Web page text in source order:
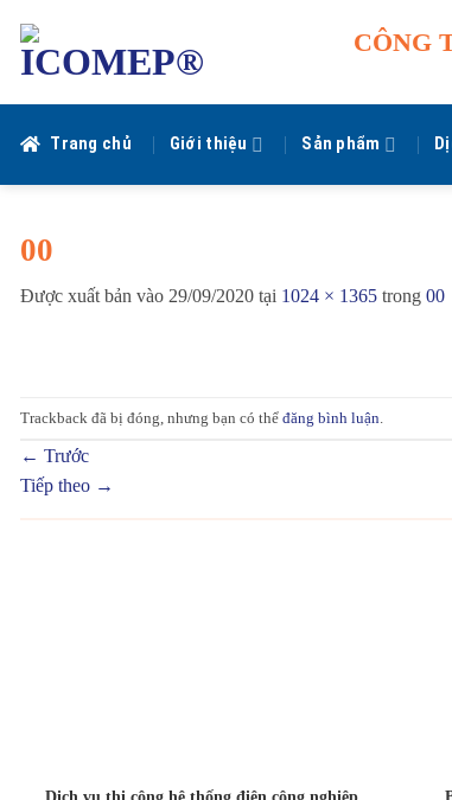
qua
nội
dung
CÔNG
Trang chủ Giới thiệu Sản phẩm
00
Được xuất bản vào 29/09/2020 tại 1024 × 1365 trong 00
Trackback đã bị đóng, nhưng bạn có thể đăng bình luận
← Trước
Tiếp theo →